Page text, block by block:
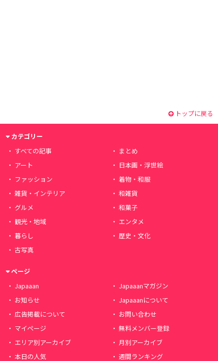
トップに戻る
カテゴリー
すべての記事
まとめ
アート
日本画・浮世絵
ファッション
着物・和服
雑貨・インテリア
和雑貨
グルメ
和菓子
観光・地域
エンタメ
暮らし
歴史・文化
古写真
ページ
Japaaan
Japaaanマガジン
お知らせ
Japaaanについて
広告掲載について
お問い合わせ
マイページ
無料メンバー登録
エリア別アーカイブ
月別アーカイブ
本日の人気
週間ランキング